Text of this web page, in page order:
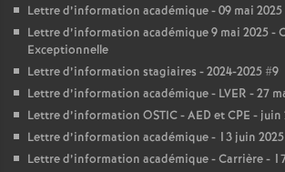
Lettre d’information académique - 09 mai 2025
Lettre d’information académique 9 mai 2025 -
Exceptionnelle
Lettre d’information stagiaires - 2024-2025 #9
Lettre d’information académique - LVER - 27
Lettre d’information OSTIC - AED et CPE - juin
Lettre d’information académique - 13 juin 2025
Lettre d’information académique - Carrière -